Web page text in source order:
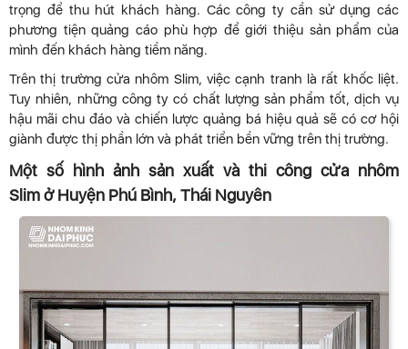
trọng để thu hút khách hàng. Các công ty cần sử dụng các
phương tiện quảng cáo phù hợp để giới thiệu sản phẩm của
mình đến khách hàng tiềm năng.
Trên thị trường cửa nhôm Slim, việc cạnh tranh là rất khốc liệt.
Tuy nhiên, những công ty có chất lượng sản phẩm tốt, dịch vụ
hậu mãi chu đáo và chiến lược quảng bá hiệu quả sẽ có cơ hội
giành được thị phần lớn và phát triển bền vững trên thị trường.
Một số hình ảnh sản xuất và thi công cửa nhôm
Slim ở Huyện Phú Bình, Thái Nguyên